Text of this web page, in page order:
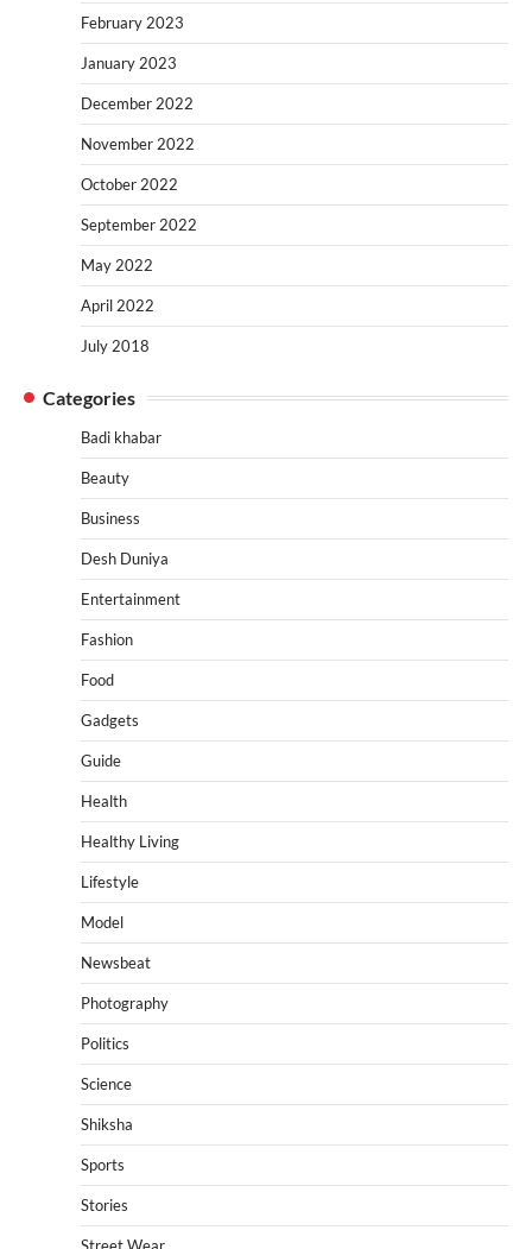
February 2023
January 2023
December 2022
November 2022
October 2022
September 2022
May 2022
April 2022
July 2018
Categories
Badi khabar
Beauty
Business
Desh Duniya
Entertainment
Fashion
Food
Gadgets
Guide
Health
Healthy Living
Lifestyle
Model
Newsbeat
Photography
Politics
Science
Shiksha
Sports
Stories